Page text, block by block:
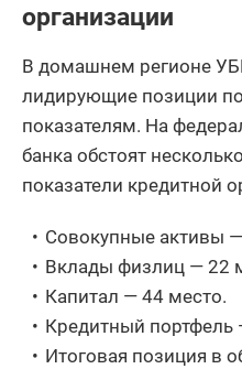
организации
В домашнем регионе
лидирующие позиции
показателям. На
банка обстоят
показатели кредитной
Совокупные активы
Вклады физлиц — 22
Капитал — 44 место.
Кредитный портфель
Итоговая позиция в